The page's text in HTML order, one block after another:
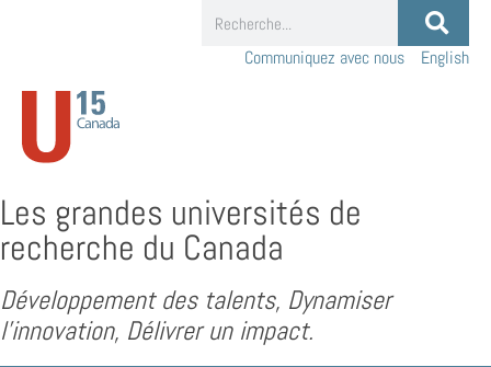
Communiquez avec nous English
Les grandes universités de
recherche du Canada
Développement des talents, Dynamiser
l’innovation, Délivrer un impact.